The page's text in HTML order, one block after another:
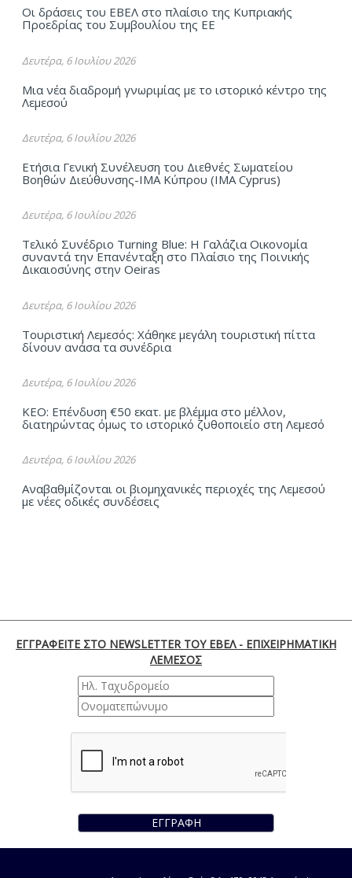
Οι δράσεις του ΕΒΕΛ στο πλαίσιο της Κυπριακής
Προεδρίας του Συμβουλίου της ΕΕ
Δευτέρα, 6 Ιουλίου 2026
Μια νέα διαδρομή γνωριμίας με το ιστορικό κέντρο της
Λεμεσού
Δευτέρα, 6 Ιουλίου 2026
Ετήσια Γενική Συνέλευση του Διεθνές Σωματείου
Βοηθών Διεύθυνσης-ΙΜΑ Kύπρου (ΙΜΑ Cyprus)
Δευτέρα, 6 Ιουλίου 2026
Τελικό Συνέδριο Turning Blue: Η Γαλάζια Οικονομία
συναντά την Επανένταξη στο Πλαίσιο της Ποινικής
Δικαιοσύνης στην Oeiras
Δευτέρα, 6 Ιουλίου 2026
Τουριστική Λεμεσός: Χάθηκε μεγάλη τουριστική πίττα
δίνουν ανάσα τα συνέδρια
Δευτέρα, 6 Ιουλίου 2026
ΚΕΟ: Επένδυση €50 εκατ. με βλέμμα στο μέλλον,
διατηρώντας όμως το ιστορικό ζυθοποιείο στη Λεμεσό
Δευτέρα, 6 Ιουλίου 2026
Αναβαθμίζονται οι βιομηχανικές περιοχές της Λεμεσού
με νέες οδικές συνδέσεις
ΕΓΓΡΑΦΕΙΤΕ ΣΤΟ NEWSLETTER ΤΟΥ ΕΒΕΛ - ΕΠΙΧΕΙΡΗΜΑΤΙΚΗ
ΛΕΜΕΣΟΣ
ΕΓΓΡΑΦΗ